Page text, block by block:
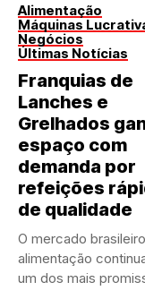
Alimentação
Máquinas
Negócios
Últimas Notícias
Franquias de
Lanches e
Grelhados
espaço com
demanda por
refeições
de qualidade
O mercado
alimentação
um dos mais